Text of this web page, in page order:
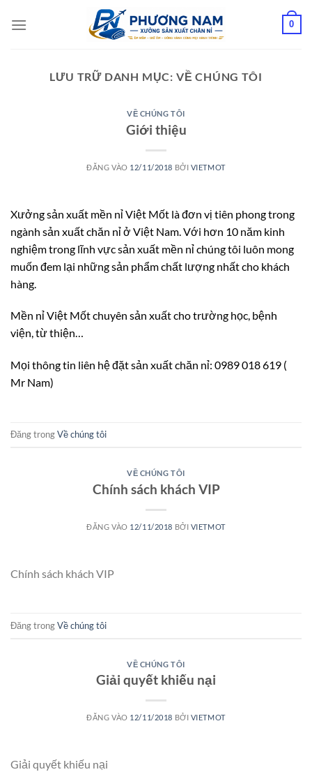
qua
0
LƯU TRỮ DANH MỤC: VỀ CHÚNG TÔI
VỀ CHÚNG TÔI
Giới thiệu
ĐĂNG VÀO 12/11/2018 BỞI VIETMOT
Xưởng sản xuất mền nỉ Việt Mốt là đơn vị tiên phong trong
ngành sản xuất chăn nỉ ở Việt Nam. Với hơn 10 năm kinh
nghiệm trong lĩnh vực sản xuất mền nỉ chúng tôi luôn mong
muốn đem lại những sản phẩm chất lượng nhất cho khách
hàng.
Mền nỉ Việt Mốt chuyên sản xuất cho trường học, bệnh
viện, từ thiện…
Mọi thông tin liên hệ đặt sản xuất chăn nỉ: 0989 018 619 (
Mr Nam)
Đăng trongVề chúng tôi
VỀ CHÚNG TÔI
Chính sách khách VIP
ĐĂNG VÀO 12/11/2018 BỞI VIETMOT
Chính sách khách VIP
Đăng trongVề chúng tôi
VỀ CHÚNG TÔI
Giải quyết khiếu nại
ĐĂNG VÀO 12/11/2018 BỞI VIETMOT
Giải quyết khiếu nại